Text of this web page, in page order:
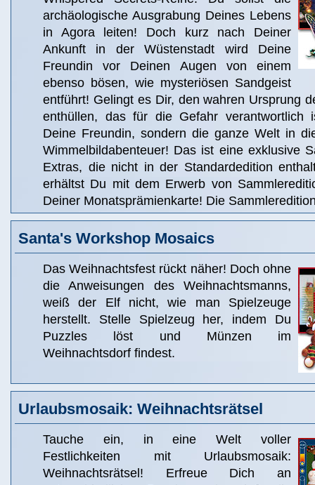
archäologische Ausgrabung Deines Lebens
in Agora leiten! Doch kurz nach Deiner
Ankunft in der Wüstenstadt wird Deine
Freundin vor Deinen Augen von einem
ebenso bösen, wie mysteriösen Sandgeist
entführt! Gelingt es Dir, den wahren Ursprung
enthüllen, das für die Gefahr verantwortlich
Deine Freundin, sondern die ganze Welt in
Wimmelbildabenteuer! Das ist eine exklusive
Extras, die nicht in der Standardedition
erhältst Du mit dem Erwerb von
Deiner Monatsprämienkarte! Die
Santa's Workshop Mosaics
Das Weihnachtsfest rückt näher! Doch ohne
die Anweisungen des Weihnachtsmanns,
weiß der Elf nicht, wie man Spielzeuge
herstellt. Stelle Spielzeug her, indem Du
Puzzles löst und Münzen im
Weihnachtsdorf findest.
Urlaubsmosaik: Weihnachtsrätsel
Tauche ein, in eine Welt voller
Festlichkeiten mit Urlaubsmosaik:
Weihnachtsrätsel! Erfreue Dich an